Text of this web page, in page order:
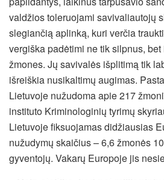
valdžios toleruojami savivaliautojų
slegiančią aplinką, kuri verčia
vergiška padėtimi ne tik silpnus,
žmones. Jų savivalės išplitimą tik
išreiškia nusikaltimų augimas.
Lietuvoje nužudoma apie 217
instituto Kriminologinių tyrimų
Lietuvoje fiksuojamas didžiausias
nužudymų skaičius – 6,6 žmonės
gyventojų. Vakarų Europoje jis